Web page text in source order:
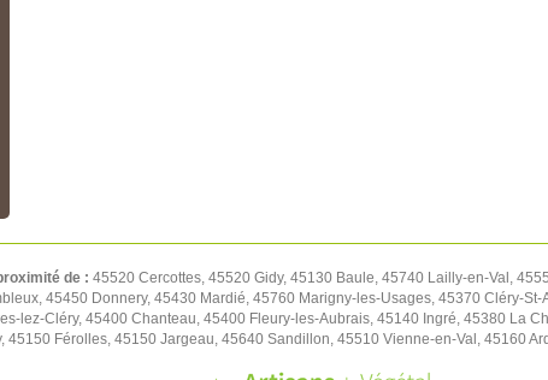
de : 45520 Cercottes, 45520 Gidy, 45130 Baule, 45740 Lailly-en-Val,
45450 Donnery, 45430 Mardié, 45760 Marigny-les-Usages, 45370 Cléry-
lez-Cléry, 45400 Chanteau, 45400 Fleury-les-Aubrais, 45140 Ingré, 45380 La
45150 Férolles, 45150 Jargeau, 45640 Sandillon, 45510 Vienne-en-Val, 45160